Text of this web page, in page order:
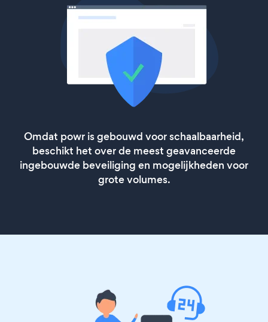
Omdat powr is gebouwd voor schaalbaarheid,
beschikt het over de meest geavanceerde
ingebouwde beveiliging en mogelijkheden voor
grote volumes.